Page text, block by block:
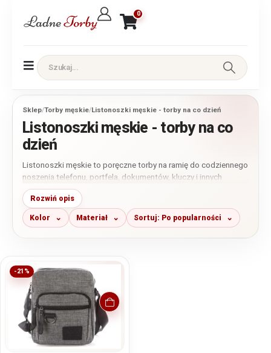
0
Sklep/Torby męskie/Listonoszki męskie - torby na co dzień
Listonoszki męskie - torby na co
dzień
Listonoszki męskie to poręczne torby na ramię do codziennego
noszenia telefonu, portfela, dokumentów, kluczy i innych
drobiazgów. Wybierz model skórzany lub materiałowy, a przed
zakupem porównaj jego wymiary, układ kieszeni, sposób
zamykania i maksymalną długość regulowanego paska.
Rozwiń opis
Kolor Materiał Sortuj: Po popularności
-21%